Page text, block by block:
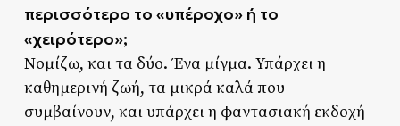
περισσότερο το «υπέροχο» ή το
«χειρότερο»;
Νομίζω, και τα δύο. Ένα μίγμα. Υπάρχει η
καθημερινή ζωή, τα μικρά καλά που
συμβαίνουν, και υπάρχει η φαντασιακή εκδοχή